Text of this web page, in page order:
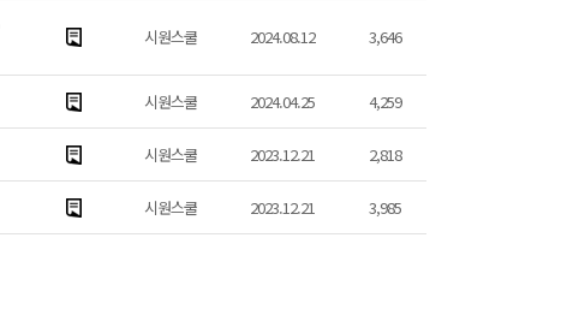
시원스쿨 2024.08.12 3,646
시원스쿨 2024.04.25 4,259
시원스쿨 2023.12.21 2,818
시원스쿨 2023.12.21 3,985